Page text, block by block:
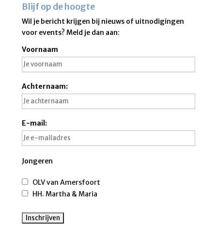
Blijf op de hoogte
Wil je bericht krijgen bij nieuws of uitnodigingen
voor events? Meld je dan aan:
Voornaam
Achternaam:
E-mail:
Jongeren
OLV van Amersfoort
HH. Martha & Maria